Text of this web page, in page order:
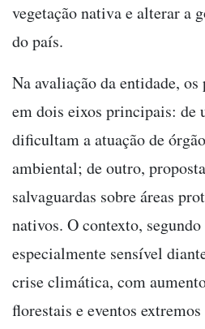
vegetação nativa e alterar a
do país.
Na avaliação da entidade,
em dois eixos principais: de
dificultam a atuação de
ambiental; de outro,
salvaguardas sobre áreas
nativos. O contexto,
especialmente sensível
crise climática, com
florestais e eventos